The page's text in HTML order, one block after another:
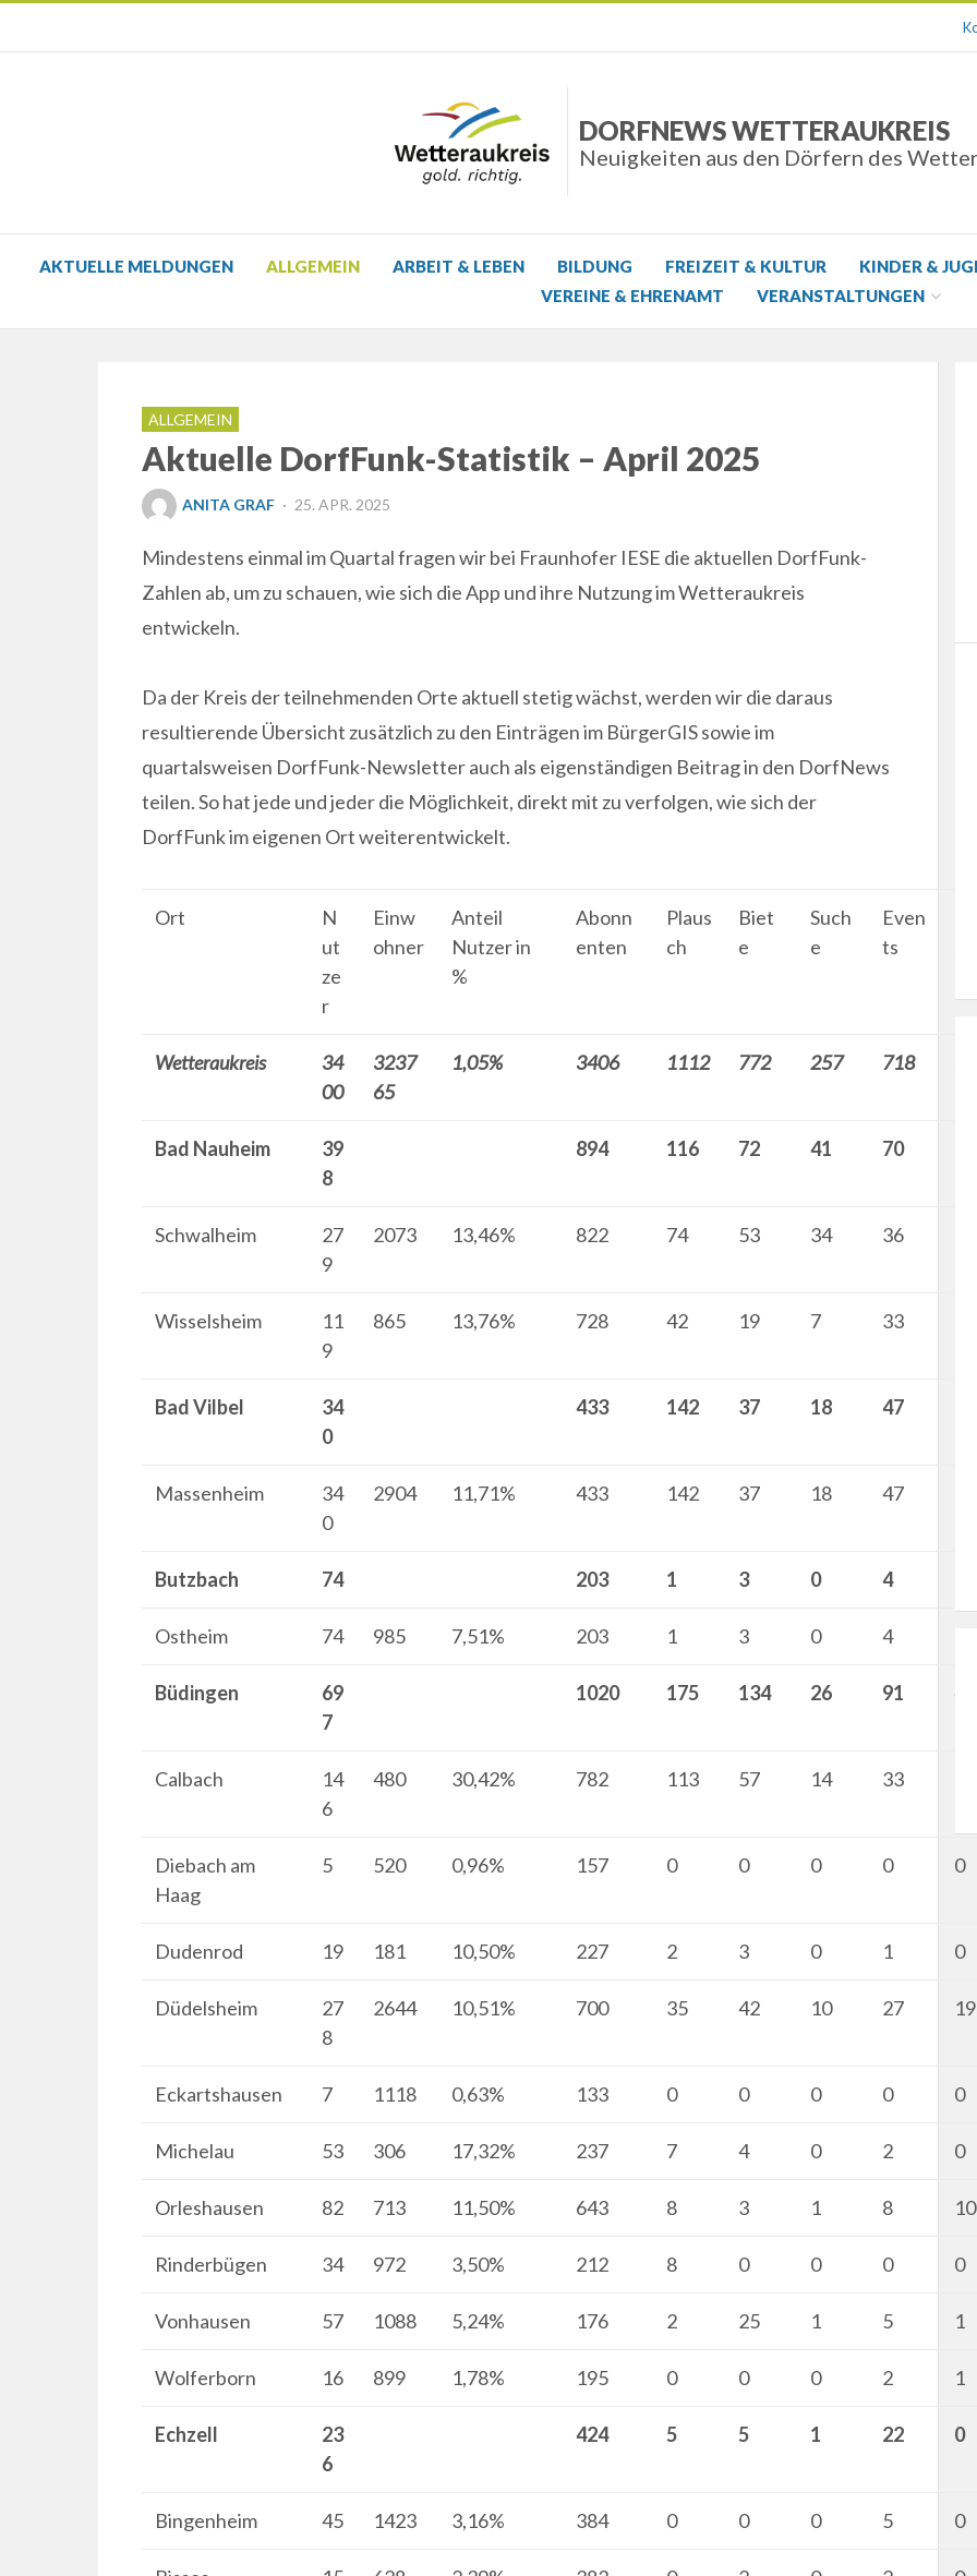
DORFNEWS WETTERAUKREIS
Neuigkeiten aus den Dörfern des
AKTUELLE MELDUNGEN ALLGEMEIN ARBEIT & LEBEN BILDUNG FREIZEIT & KULTUR
KINDER &
VEREINE & EHRENAMT
VERANSTALTUNGEN
ALLGEMEIN
Aktuelle DorfFunk-Statistik – April 2025
ANITA GRAF
POSTED
25. APR. 2025
Mindestens einmal im Quartal fragen wir bei Fraunhofer IESE die aktuellen DorfFunk-
Zahlen ab, um zu schauen, wie sich die App und ihre Nutzung im Wetteraukreis
entwickeln.
Da der Kreis der teilnehmenden Orte aktuell stetig wächst, werden wir die daraus
resultierende Übersicht zusätzlich zu den Einträgen im BürgerGIS sowie im
quartalsweisen DorfFunk-Newsletter auch als eigenständigen Beitrag in den DorfNews
teilen. So hat jede und jeder die Möglichkeit, direkt mit zu verfolgen, wie sich der
DorfFunk im eigenen Ort weiterentwickelt.
Ort
N
ut
ze
r
Einw
ohner
Anteil
Nutzer in
%
Abonn
enten
Plaus
ch
Biet
e
Such
e
Even
ts
Wetteraukreis
34
00
3237
65
1,05% 3406 1112 772 257 718
Bad Nauheim
39
8
894 116 72 41 70
Schwalheim
27
9
2073 13,46% 822 74 53 34 36
Wisselsheim
11
9
865 13,76% 728 42 19 7 33
Bad Vilbel
34
0
433 142 37 18 47
Massenheim
34
0
2904 11,71% 433 142 37 18 47
Butzbach 74 203 1 3 0 4
Ostheim 74 985 7,51% 203 1 3 0 4
Büdingen
69
7
1020 175 134 26 91 48
Calbach
14
6
480 30,42% 782 113 57 14 33
Diebach am
Haag
5 520 0,96% 157 0 0 0 0 0
Dudenrod 19 181 10,50% 227 2 3 0 1 0
Düdelsheim
27
8
2644 10,51% 700 35 42 10 27 19
Eckartshausen 7 1118 0,63% 133 0 0 0 0 0
Michelau 53 306 17,32% 237 7 4 0 2 0
Orleshausen 82 713 11,50% 643 8 3 1 8 10
Rinderbügen 34 972 3,50% 212 8 0 0 0 0
Vonhausen 57 1088 5,24% 176 2 25 1 5 1
Wolferborn 16 899 1,78% 195 0 0 0 2 1
Echzell
23
6
424 5 5 1 22 0
Bingenheim 45 1423 3,16% 384 0 0 0 5 0